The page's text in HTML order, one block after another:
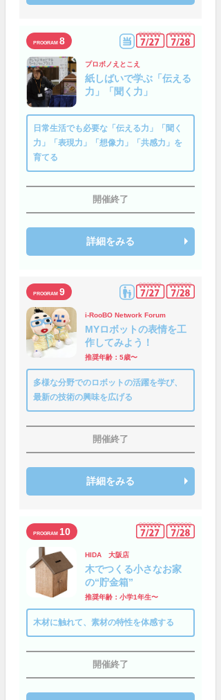
8
プロボノえとこえ
紙しばいで学ぶ「伝える
力」「聞く力」
日常生活でも必要な「伝える力」「聞く
力」「表現力」「想像力」「共感力」を
育てる
開催終了
詳細をみる
9
i-RooBO Network Forum
MYロボットの表情を工
作してみよう！
推奨年齢：5歳〜
多様な分野でのロボットの活躍を学び、
最新の技術の興味を広げる
開催終了
詳細をみる
10
HIDA 大阪店
木でつくる小さなお家
の“貯金箱”
推奨年齢：小学1年生〜
木材に触れて、素材の特性を体感する
開催終了